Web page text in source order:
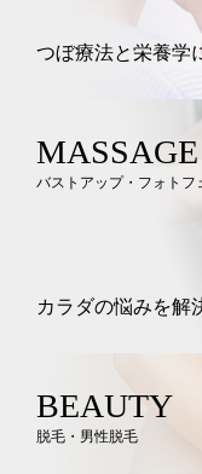
つぼ療法と栄養学
MASSAGE
バストアップ・フォトフ
カラダの悩みを解
BEAUTY
脱毛・男性脱毛